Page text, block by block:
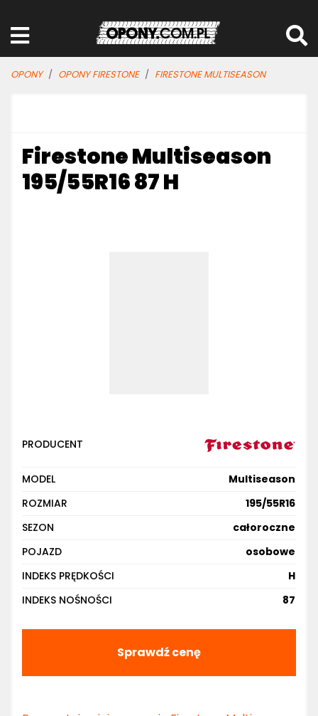
OPONY OPONY FIRESTONE FIRESTONE MULTISEASON
Firestone Multiseason
195/55R16 87 H
PRODUCENT
MODEL
Multiseason
ROZMIAR
195/55R16
SEZON
całoroczne
POJAZD
osobowe
INDEKS PRĘDKOŚCI
H
INDEKS NOŚNOŚCI
87
Sprawdź cenę